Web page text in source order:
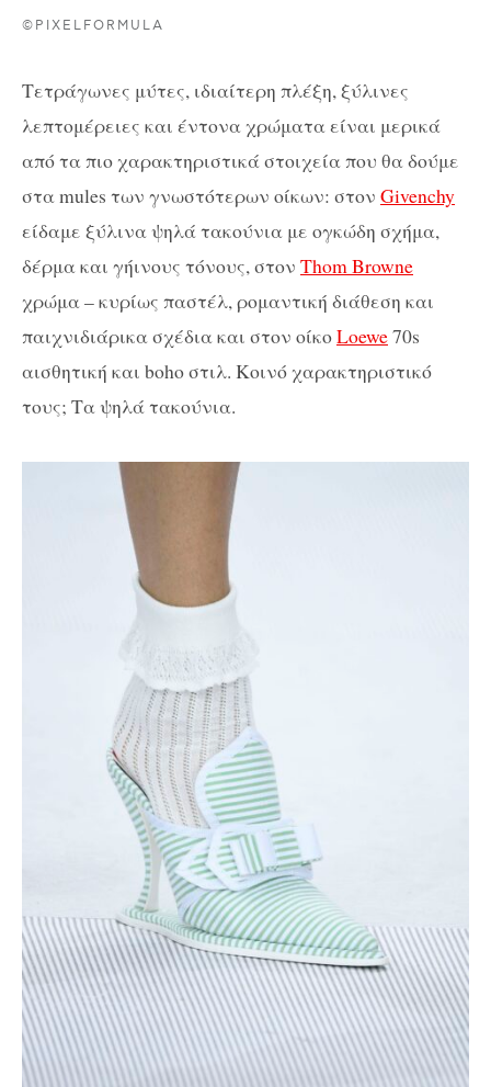
©PIXELFORMULA
Τετράγωνες μύτες, ιδιαίτερη πλέξη, ξύλινες
λεπτομέρειες και έντονα χρώματα είναι μερικά
από τα πιο χαρακτηριστικά στοιχεία που θα δούμε
στα mules των γνωστότερων οίκων: στον Givenchy
είδαμε ξύλινα ψηλά τακούνια με ογκώδη σχήμα,
δέρμα και γήινους τόνους, στον Thom Browne
χρώμα – κυρίως παστέλ, ρομαντική διάθεση και
παιχνιδιάρικα σχέδια και στον οίκοLoewe70s
αισθητική και boho στιλ. Κοινό χαρακτηριστικό
τους; Τα ψηλά τακούνια.